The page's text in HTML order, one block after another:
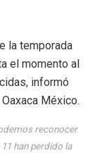
la temporada
el momento al
informó
México.
reconocer
han perdido la